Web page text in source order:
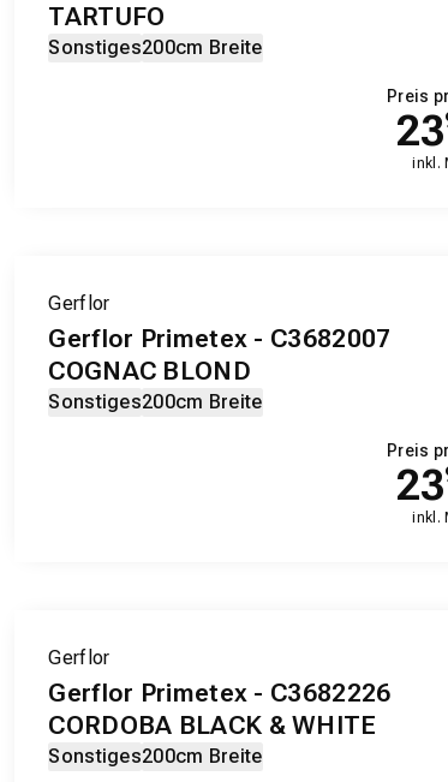
TARTUFO
Sonstiges200cm Breite
Preis
23
inkl.
Gerflor
Gerflor Primetex - C3682007
COGNAC BLOND
Sonstiges200cm Breite
Preis
23
inkl.
Gerflor
Gerflor Primetex - C3682226
CORDOBA BLACK & WHITE
Sonstiges200cm Breite